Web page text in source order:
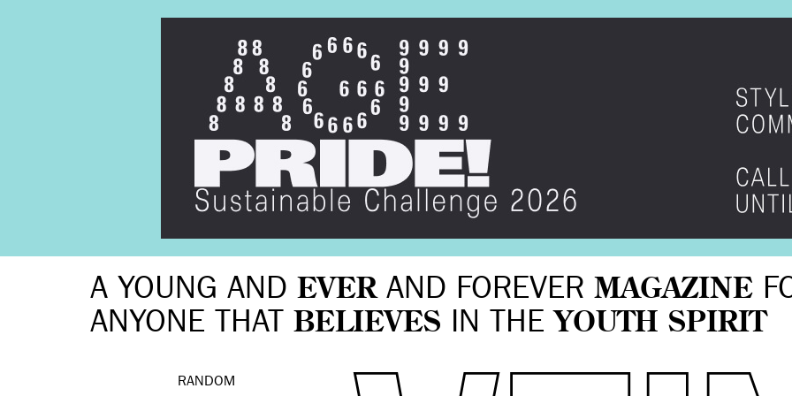
A YOUNG AND EVERAND FOREVER MAGAZINE
ANYONE THAT BELIEVES IN THE YOUTH SPIRIT
RANDOM